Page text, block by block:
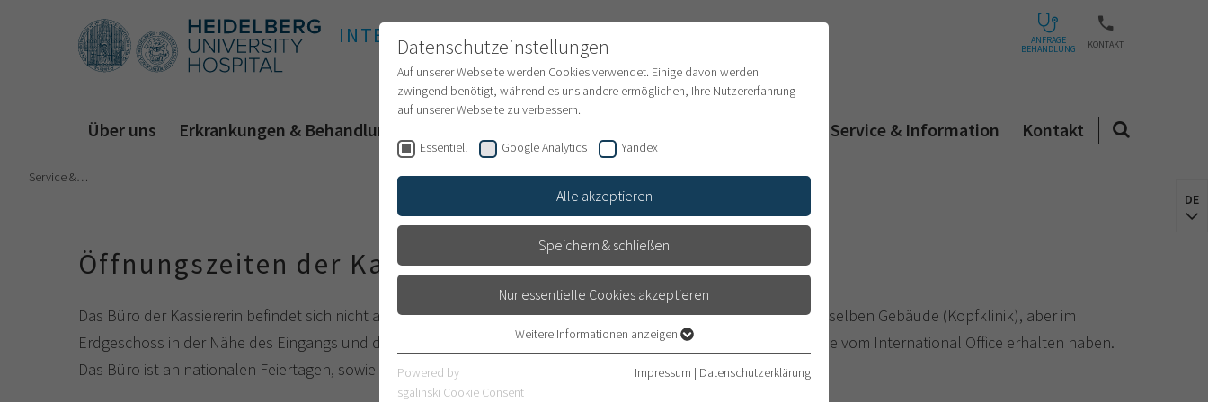
INTERNATIONAL PATIENTS ANFRAGE
BEHANDLUNG KONTAKT
Über uns Erkrankungen & Behandlungen Service & Information Kontakt
Service &…
Öffnungszeiten der Kasse
Das Büro der Kassiererin befindet sich nicht auf derselben Etage wie das International Office. Es befindet sich im selben Gebäude (Kopfklinik), aber im
Erdgeschoss in der Nähe des Eingangs und der Cafeteria. Bitte halten Sie Ihren Kostenvoranschlag bereit, den Sie vom International Office erhalten haben.
Das Büro ist an nationalen Feiertagen, sowie am Wochenende geschlossen.
DE
Datenschutzeinstellungen
Auf unserer Webseite werden Cookies verwendet. Einige davon werden
zwingend benötigt, während es uns andere ermöglichen, Ihre Nutzererfahrung
auf unserer Webseite zu verbessern.
Essentiell Google Analytics Yandex
Alle akzeptieren
Speichern & schließen
Nur essentielle Cookies akzeptieren
Essentielle Cookies werden für grundlegende Funktionen der Webseite
benötigt. Dadurch ist gewährleistet, dass die Webseite einwandfrei
Weitere Informationen anzeigen
Powered by
sgalinski Cookie Consent
Impressum | Datenschutzerklärung